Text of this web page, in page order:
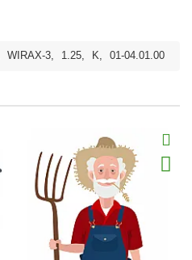
WIRAX-3, 1.25, K, 01-04.01.00